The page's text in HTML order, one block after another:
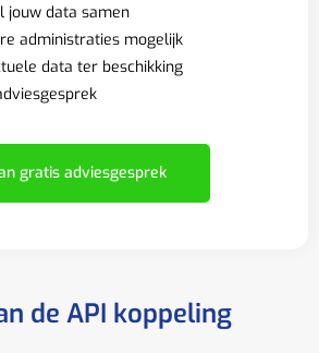
jouw data samen
administraties mogelijk
data ter beschikking
gratis adviesgesprek
de API koppeling